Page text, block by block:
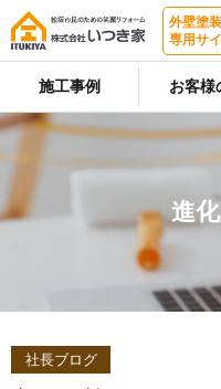
外壁塗装
専用サ
施工事例 お客様
進
社長ブログ